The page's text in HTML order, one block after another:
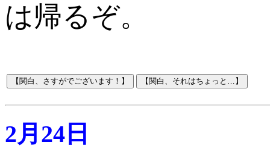
は帰るぞ。
2月24日